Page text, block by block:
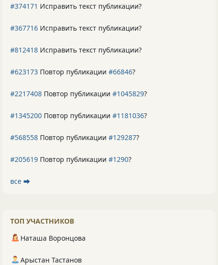
#374171 Исправить текст публикации?
#367716 Исправить текст публикации?
#812418 Исправить текст публикации?
#623173 Повтор публикации #66846?
#2217408 Повтор публикации #1045829?
#1345200 Повтор публикации #1181036?
#568558 Повтор публикации #129287?
#205619 Повтор публикации #1290?
все ⮕
ТОП УЧАСТНИКОВ
Наташа Воронцова
Арыстан Тастанов